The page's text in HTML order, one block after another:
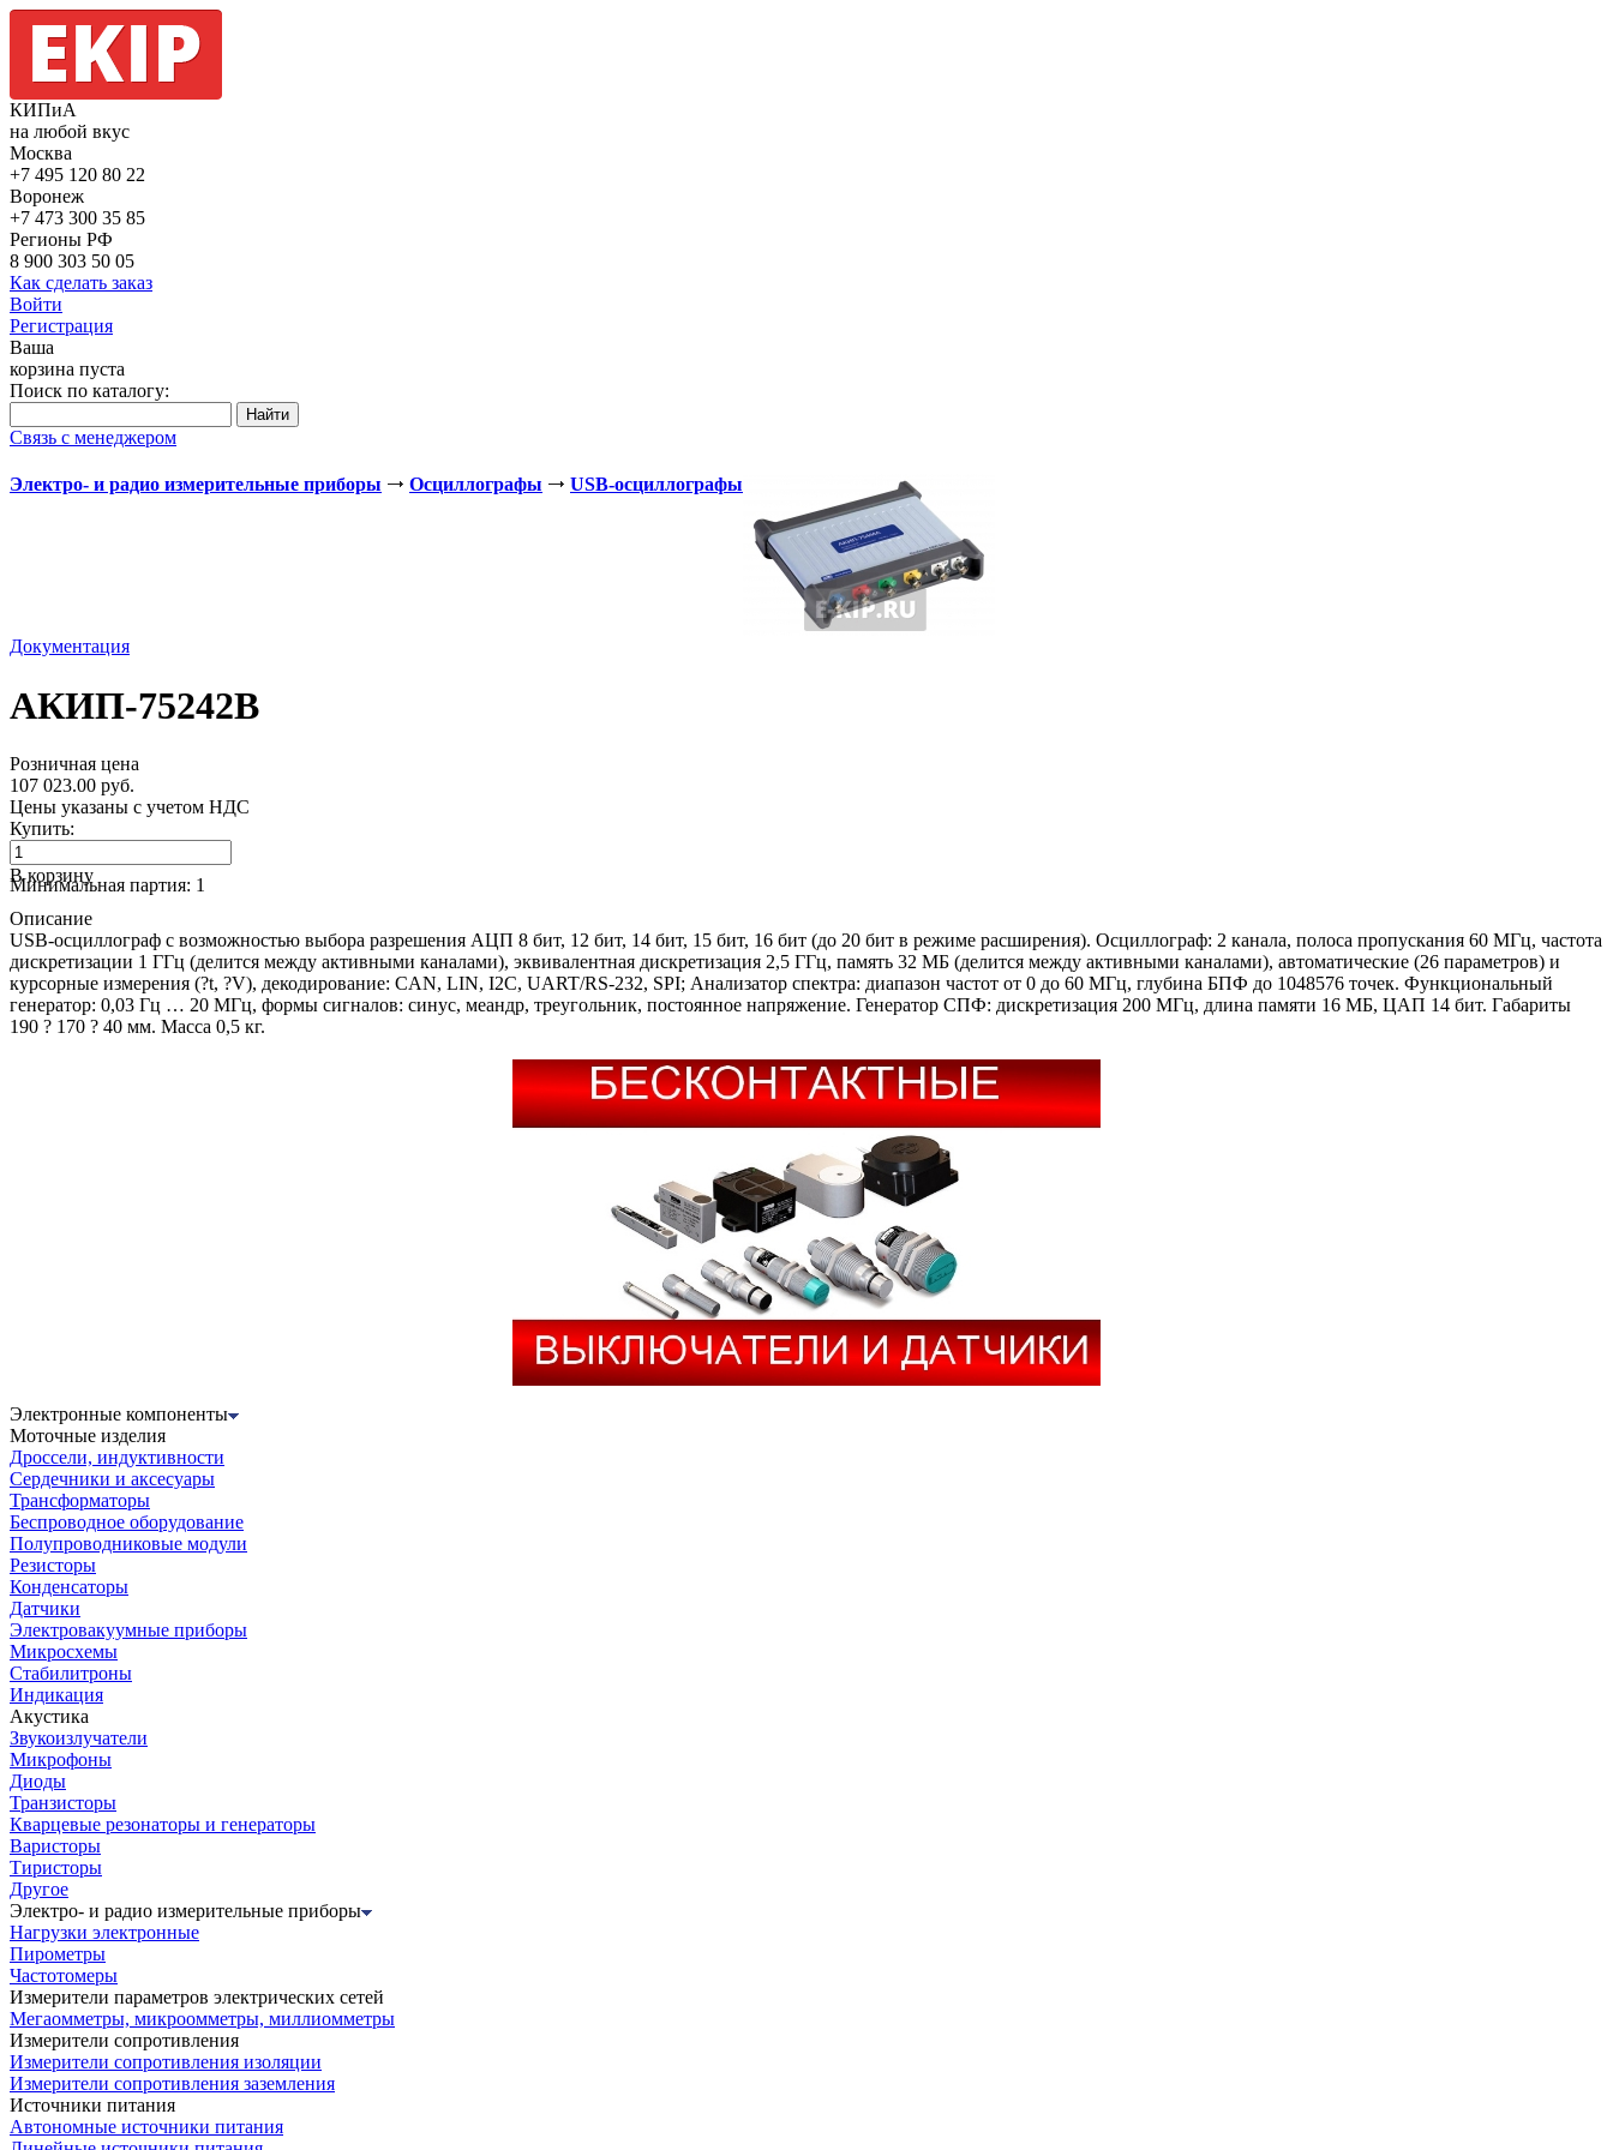
КИПиА
на любой вкус
Москва
+7 495 120 80 22
Воронеж
+7 473 300 35 85
Регионы РФ
8 900 303 50 05
Как сделать заказ
Войти
Регистрация
Ваша
корзина пуста
Поиск по каталогу:
Связь с менеджером
Электро- и радио измерительные приборы Осциллографы USB-осциллографы
Документация
АКИП-75242B
Розничная цена
107 023.00 руб.
Цены указаны с учетом НДС
Купить:
В корзину
Минимальная партия: 1
Описание
USB-осциллограф с возможностью выбора разрешения АЦП 8 бит, 12 бит, 14 бит, 15 бит, 16 бит (до 20 бит в режиме расширения). Осциллограф: 2 канала, полоса пропускания 60 МГц, частота
дискретизации 1 ГГц (делится между активными каналами), эквивалентная дискретизация 2,5 ГГц, память 32 МБ (делится между активными каналами), автоматические (26 параметров) и
курсорные измерения (?t, ?V), декодирование: CAN, LIN, I2C, UART/RS-232, SPI; Анализатор спектра: диапазон частот от 0 до 60 МГц, глубина БПФ до 1048576 точек. Функциональный
генератор: 0,03 Гц … 20 МГц, формы сигналов: синус, меандр, треугольник, постоянное напряжение. Генератор СПФ: дискретизация 200 МГц, длина памяти 16 МБ, ЦАП 14 бит. Габариты
190 ? 170 ? 40 мм. Масса 0,5 кг.
Электронные компоненты
Моточные изделия
Дроссели, индуктивности
Сердечники и аксесуары
Трансформаторы
Беспроводное оборудование
Полупроводниковые модули
Резисторы
Конденсаторы
Датчики
Электровакуумные приборы
Микросхемы
Стабилитроны
Индикация
Акустика
Звукоизлучатели
Микрофоны
Диоды
Транзисторы
Кварцевые резонаторы и генераторы
Варисторы
Тиристоры
Другое
Электро- и радио измерительные приборы
Нагрузки электронные
Пирометры
Частотомеры
Измерители параметров электрических сетей
Мегаомметры, микроомметры, миллиомметры
Измерители сопротивления
Измерители сопротивления изоляции
Измерители сопротивления заземления
Источники питания
Автономные источники питания